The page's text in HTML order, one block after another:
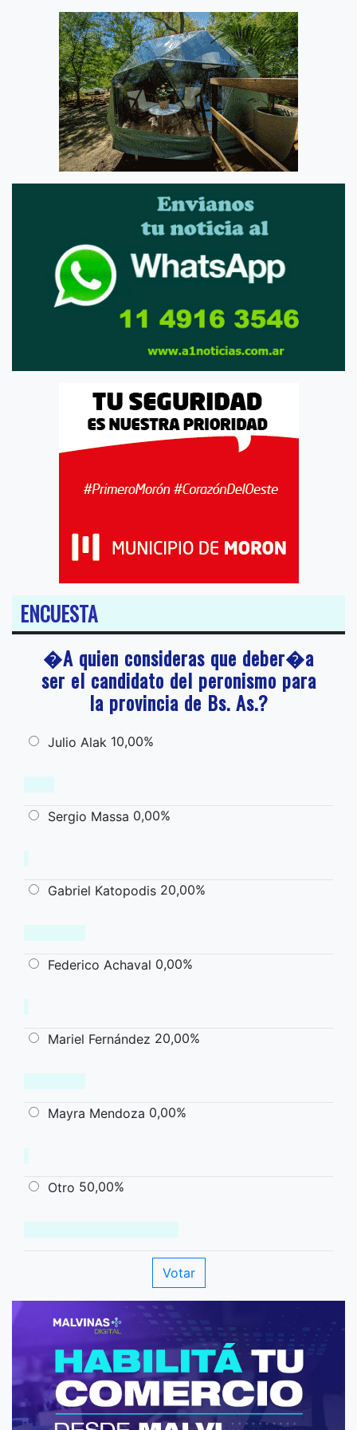
ENCUESTA
�A quien consideras que deber�a
ser el candidato del peronismo para
la provincia de Bs. As.?
Julio Alak 10,00%
Sergio Massa 0,00%
Gabriel Katopodis 20,00%
Federico Achaval 0,00%
Mariel Fernández 20,00%
Mayra Mendoza 0,00%
Otro 50,00%